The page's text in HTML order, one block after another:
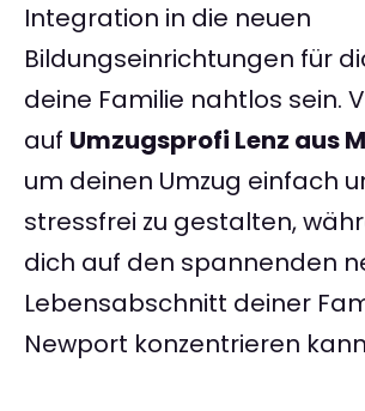
Integration in die neuen
Bildungseinrichtungen für
deine Familie nahtlos sein.
auf Umzugsprofi Lenz aus
um deinen Umzug einfach
stressfrei zu gestalten,
dich auf den spannenden
Lebensabschnitt deiner
Newport konzentrieren